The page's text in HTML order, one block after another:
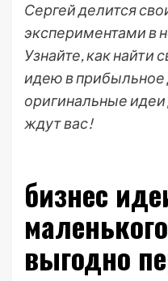
Сергей делится
экспериментами в
Узнайте, как найти
идею в прибыльное
оригинальные
ждут вас!
бизнес
выгодно